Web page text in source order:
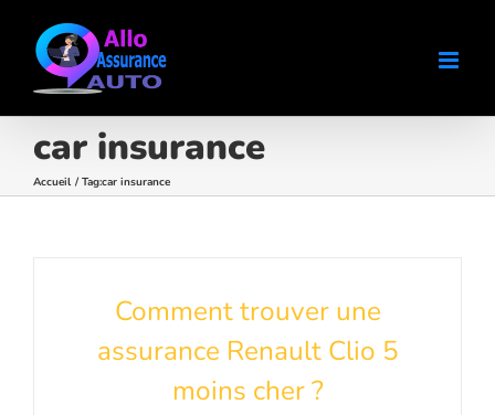
contenu
car insurance
Accueil Tag:car insurance
Comment trouver une
assurance Renault Clio 5
moins cher ?